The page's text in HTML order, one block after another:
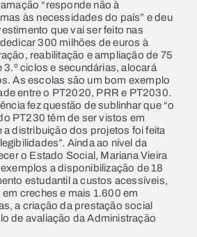
“responde não à
às necessidades do país” e deu
que vai ser feito nas
300 milhões de euros à
reabilitação e ampliação de 75
3.º ciclos e secundárias, alocará
As escolas são um bom exemplo
entre o PT2020, PRR e PT2030.
fez questão de sublinhar que “o
PT230 têm de ser vistos em
a distribuição dos projetos foi feita
Ainda ao nível da
o Estado Social, Mariana Vieira
a disponibilização de 18
estudantil a custos acessíveis,
em creches e mais 1.600 em
a criação da prestação social
de avaliação da Administração